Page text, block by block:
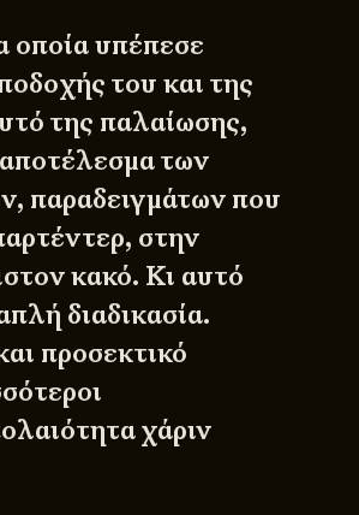
οποία υπέπεσε
του και της
της παλαίωσης,
των
παραδειγμάτων που
στην
κακό. Κι αυτό
διαδικασία.
προσεκτικό
χάριν